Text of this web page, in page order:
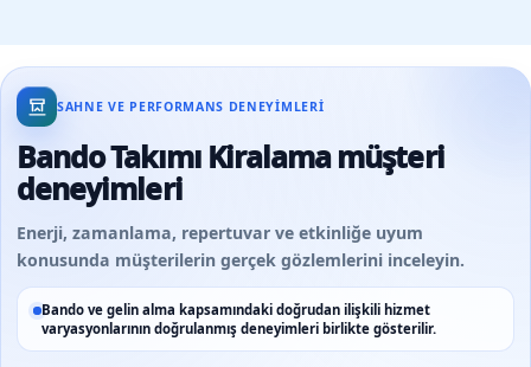
SAHNE VE PERFORMANS DENEYIMLERI
Bando Takımı Kiralama müşteri
deneyimleri
Enerji, zamanlama, repertuvar ve etkinliğe uyum
konusunda müşterilerin gerçek gözlemlerini inceleyin.
Bando ve gelin alma kapsamındaki doğrudan ilişkili hizmet
varyasyonlarının doğrulanmış deneyimleri birlikte gösterilir.